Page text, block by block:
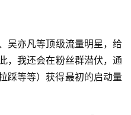
吴亦凡等顶级流量明星，给
，我还会在粉丝群潜伏，通
踩等等）获得最初的启动量​